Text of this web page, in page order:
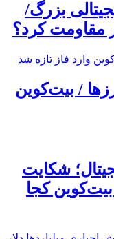
۱۰ ارز دیجیتالی بزرگ/
/ بیت‌کوین
شکایت
میلیاردی روی میز / ۶۲۲ بیت‌کوین کجا